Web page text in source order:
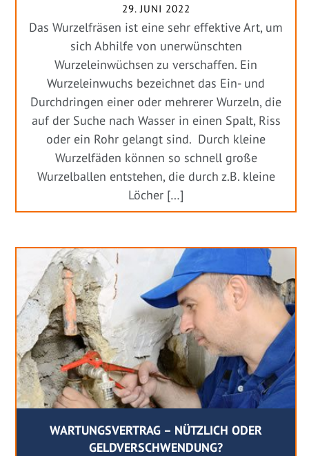
29. JUNI 2022
Das Wurzelfräsen ist eine sehr effektive Art, um
sich Abhilfe von unerwünschten
Wurzeleinwüchsen zu verschaffen. Ein
Wurzeleinwuchs bezeichnet das Ein- und
Durchdringen einer oder mehrerer Wurzeln, die
auf der Suche nach Wasser in einen Spalt, Riss
oder ein Rohr gelangt sind. Durch kleine
Wurzelfäden können so schnell große
Wurzelballen entstehen, die durch z.B. kleine
Löcher […]
WARTUNGSVERTRAG – NÜTZLICH ODER
GELDVERSCHWENDUNG?